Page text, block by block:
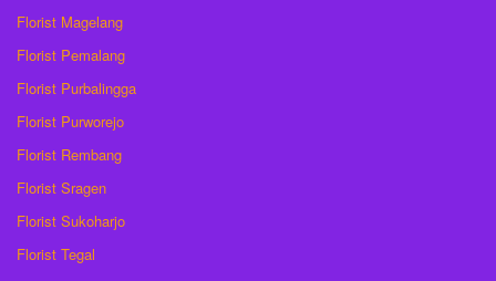
Florist Magelang
Florist Pemalang
Florist Purbalingga
Florist Purworejo
Florist Rembang
Florist Sragen
Florist Sukoharjo
Florist Tegal